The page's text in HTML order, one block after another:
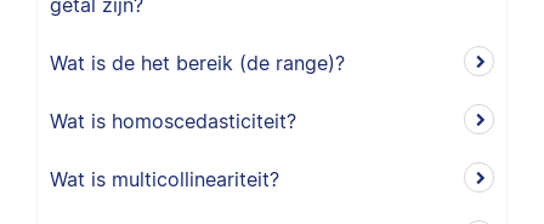
getal zijn?
Wat is de het bereik (de range)?
Wat is homoscedasticiteit?
Wat is multicollineariteit?